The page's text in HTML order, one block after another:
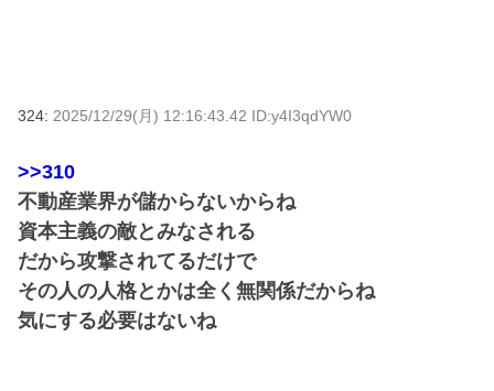
324: 2025/12/29(月) 12:16:43.42 ID:y4I3qdYW0
>>310
不動産業界が儲からないからね
資本主義の敵とみなされる
だから攻撃されてるだけで
その人の人格とかは全く無関係だからね
気にする必要はないね